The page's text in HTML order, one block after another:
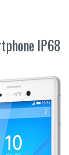
IP68